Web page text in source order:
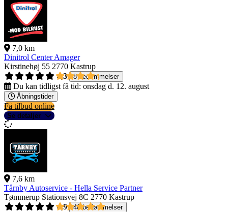
7,0 km
Dinitrol Center Amager
Kirstinehøj 55 2770 Kastrup
4,3
8 bedømmelser
Du kan tidligst få tid: onsdag d. 12. august
Åbningstider
Få tilbud online
Se detaljer
7,6 km
Tårnby Autoservice - Hella Service Partner
Tømmerup Stationsvej 8C 2770 Kastrup
4,9
40 bedømmelser